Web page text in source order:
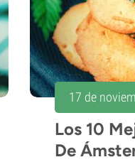
17 de
Los 10
De